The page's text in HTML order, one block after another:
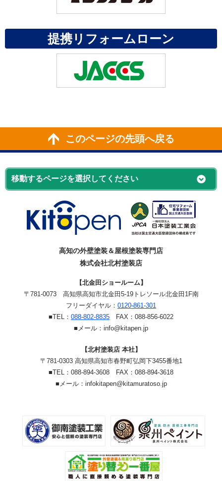
提携リフォームローン
このページの先頭へ戻る
高知の外壁塗装＆屋根塗装専門店
株式会社北村塗装店
【北金田ショールーム】
〒781-0073 高知県高知市北金田5-19トレソール北金田1F南
フリーダイヤル： 0120-861-301
■TEL： 088-802-8835 FAX：088-856-6022
■メール：info@kitapen.jp
【北村塗装店 本社】
〒781-0303 高知県高知市春野町弘岡下3455番地1
■TEL：088-894-3608 FAX：088-894-3618
■メール：infokitapen@kitamuratoso.jp